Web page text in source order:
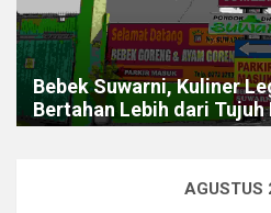
Bebek Suwarni, Kuliner
Bertahan Lebih dari Tujuh
AGUSTUS